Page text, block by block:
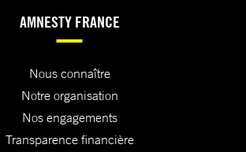
AMNESTY FRANCE
Nous connaître
Notre organisation
Nos engagements
Transparence financière